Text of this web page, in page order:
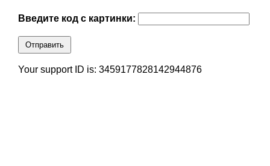
Введите код с картинки:
Отправить
Your support ID is: 3459177828142944876